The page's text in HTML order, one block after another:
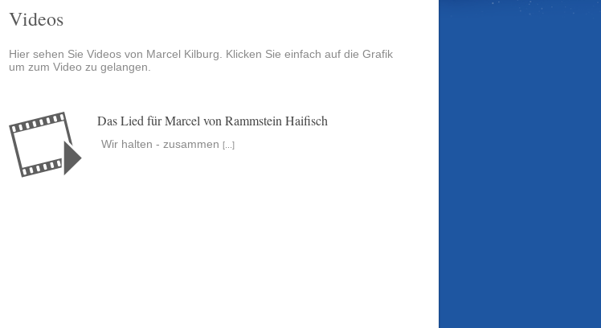
Videos
Hier sehen Sie Videos von Marcel Kilburg. Klicken Sie einfach auf die Grafik
um zum Video zu gelangen.
Das Lied für Marcel von Rammstein Haifisch
Wir halten - zusammen [...]